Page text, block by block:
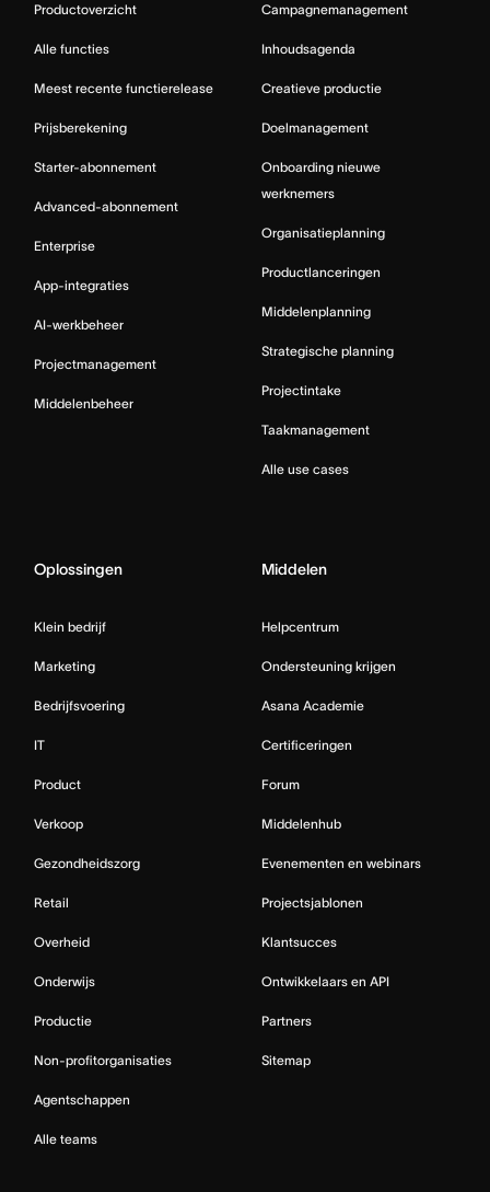
Productoverzicht
Alle functies
Meest recente functierelease
Prijsberekening
Starter-abonnement
Advanced-abonnement
Enterprise
App-integraties
AI-werkbeheer
Projectmanagement
Middelenbeheer
Campagnemanagement
Inhoudsagenda
Creatieve productie
Doelmanagement
Onboarding nieuwe
werknemers
Organisatieplanning
Productlanceringen
Middelenplanning
Strategische planning
Projectintake
Taakmanagement
Alle use cases
Oplossingen
Klein bedrijf
Marketing
Bedrijfsvoering
IT
Product
Verkoop
Gezondheidszorg
Retail
Overheid
Onderwijs
Productie
Non-profitorganisaties
Agentschappen
Alle teams
Middelen
Helpcentrum
Ondersteuning krijgen
Asana Academie
Certificeringen
Forum
Middelenhub
Evenementen en webinars
Projectsjablonen
Klantsucces
Ontwikkelaars en API
Partners
Sitemap